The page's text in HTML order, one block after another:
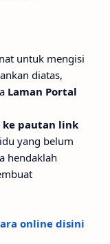
untuk mengisi
diatas,
Laman Portal
ke pautan link
yang belum
hendaklah
online disini